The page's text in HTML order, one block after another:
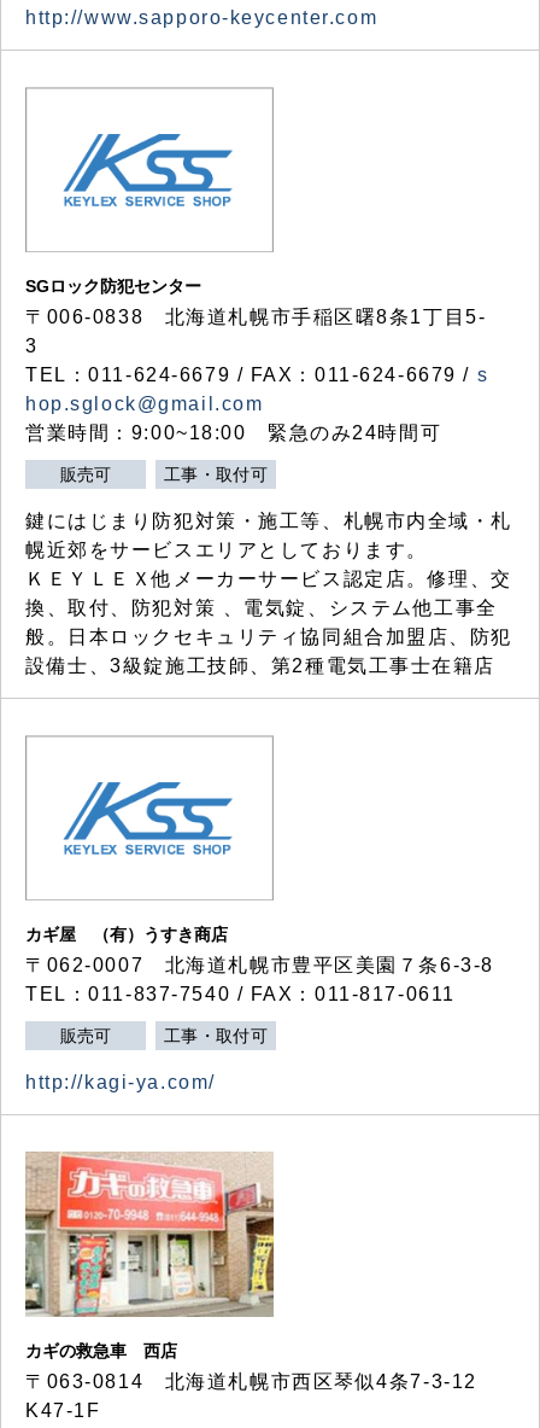
http://www.sapporo-keycenter.com
SGロック防犯センター
〒006-0838 北海道札幌市手稲区曙8条1丁目5-
3
TEL：011-624-6679 / FAX：011-624-6679 / s
hop.sglock@gmail.com
営業時間：9:00~18:00 緊急のみ24時間可
販売可 工事・取付可
鍵にはじまり防犯対策・施工等、札幌市内全域・札
幌近郊をサービスエリアとしております。
ＫＥＹＬＥＸ他メーカーサービス認定店。修理、交
換、取付、防犯対策 、電気錠、システム他工事全
般。日本ロックセキュリティ協同組合加盟店、防犯
設備士、3級錠施工技師、第2種電気工事士在籍店
カギ屋 （有）うすき商店
〒062-0007 北海道札幌市豊平区美園７条6-3-8
TEL：011-837-7540 / FAX：011-817-0611
販売可 工事・取付可
http://kagi-ya.com/
カギの救急車 西店
〒063-0814 北海道札幌市西区琴似4条7-3-12
K47-1F